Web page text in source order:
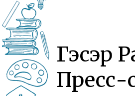
Гэсэр
Пресс-